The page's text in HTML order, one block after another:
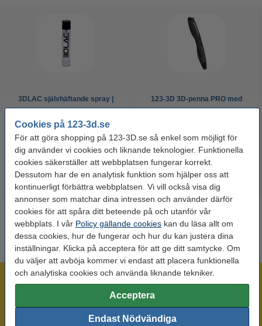
Cookies på 123-3d.se
För att göra shopping på 123-3D.se så enkel som möjligt för
dig använder vi cookies och liknande teknologier. Funktionella
cookies säkerställer att webbplatsen fungerar korrekt.
Dessutom har de en analytisk funktion som hjälper oss att
kontinuerligt förbättra webbplatsen. Vi vill också visa dig
annonser som matchar dina intressen och använder därför
cookies för att spåra ditt beteende på och utanför vår
webbplats. I vår Policy gällande cookies kan du läsa allt om
dessa cookies, hur de fungerar och hur du kan justera dina
inställningar. Klicka på acceptera för att ge ditt samtycke. Om
du väljer att avböja kommer vi endast att placera funktionella
och analytiska cookies och använda liknande tekniker.
Acceptera
Endast Nödvändiga
3DLAC självhäftande spray |
95 kr Inkl. 25% Moms
123-3D 3D-penna PRO med
385 kr Inkl. 25% Moms
Vi lagerhåller ett otroligt brett sortiment!
Beställ innan 16:00 så skickar vi idag!